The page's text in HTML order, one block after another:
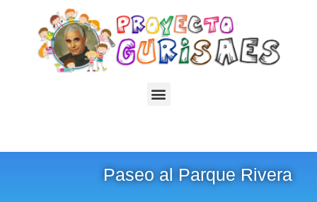
Paseo al Parque Rivera